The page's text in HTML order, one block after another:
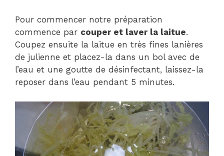
Pour commencer notre préparation
commence par couper et laver la laitue.
Coupez ensuite la laitue en très fines lanières
de julienne et placez-la dans un bol avec de
l’eau et une goutte de désinfectant, laissez-la
reposer dans l’eau pendant 5 minutes.